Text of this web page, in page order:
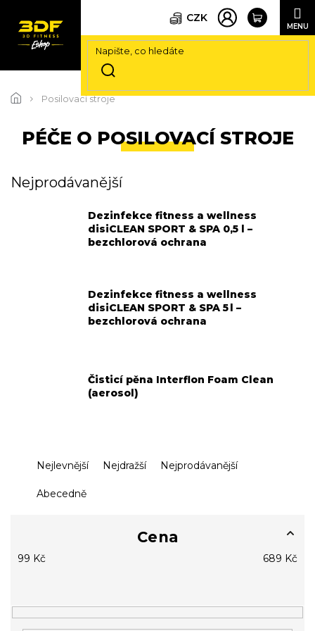
na
CZK
Posilovací stroje
PÉČE O POSILOVACÍ STROJE
Nejprodávanější
Dezinfekce fitness a wellness
disiCLEAN SPORT & SPA 0,5 l –
bezchlorová ochrana
Dezinfekce fitness a wellness
disiCLEAN SPORT & SPA 5 l –
bezchlorová ochrana
Čisticí pěna Interflon Foam Clean
(aerosol)
Ř
p
r
u
Nejlevnější Nejdražší Nejprodávanější
Abecedně
Cena
99 Kč 689 Kč